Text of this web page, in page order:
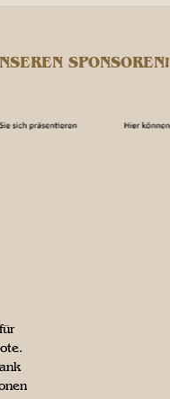
SPONSOREN!